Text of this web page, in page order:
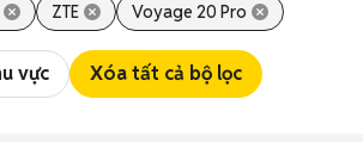
ZTE Voyage 20 Pro
vực Xóa tất cả bộ lọc